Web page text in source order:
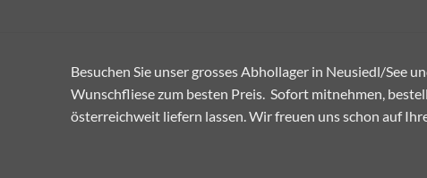
Besuchen Sie unser grosses Abhollager in Neusiedl/See
Wunschfliese zum besten Preis. Sofort mitnehmen,
österreichweit liefern lassen. Wir freuen uns schon auf